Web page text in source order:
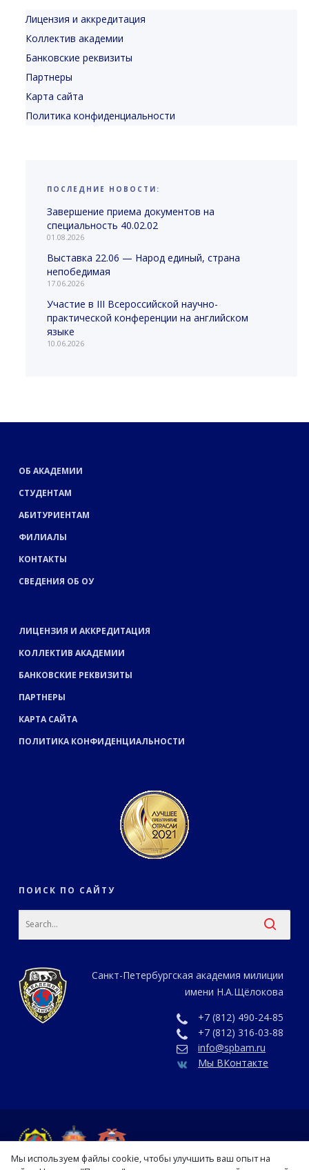
Лицензия и аккредитация
Коллектив академии
Банковские реквизиты
Партнеры
Карта сайта
Политика конфиденциальности
ПОСЛЕДНИЕ НОВОСТИ:
Завершение приема документов на
специальность 40.02.02
01.08.2026
Выставка 22.06 — Народ единый, страна
непобедимая
17.06.2026
Участие в III Всероссийской научно-
практической конференции на английском
языке
10.06.2026
ОБ АКАДЕМИИ
СТУДЕНТАМ
АБИТУРИЕНТАМ
ФИЛИАЛЫ
КОНТАКТЫ
СВЕДЕНИЯ ОБ ОУ
ЛИЦЕНЗИЯ И АККРЕДИТАЦИЯ
КОЛЛЕКТИВ АКАДЕМИИ
БАНКОВСКИЕ РЕКВИЗИТЫ
ПАРТНЕРЫ
КАРТА САЙТА
ПОЛИТИКА КОНФИДЕНЦИАЛЬНОСТИ
ПОИСК ПО САЙТУ
Санкт-Петербургская академия милиции
имени Н.А.Щёлокова
+7 (812) 490-24-85
+7 (812) 316-03-88
info@spbam.ru
Мы ВКонтакте
Мы используем файлы cookie, чтобы улучшить ваш опыт на